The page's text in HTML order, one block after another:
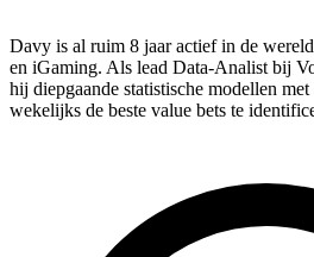
Davy is al ruim 8 jaar actief in de
en iGaming. Als lead Data-Analist bij
hij diepgaande statistische modellen
wekelijks de beste value bets te